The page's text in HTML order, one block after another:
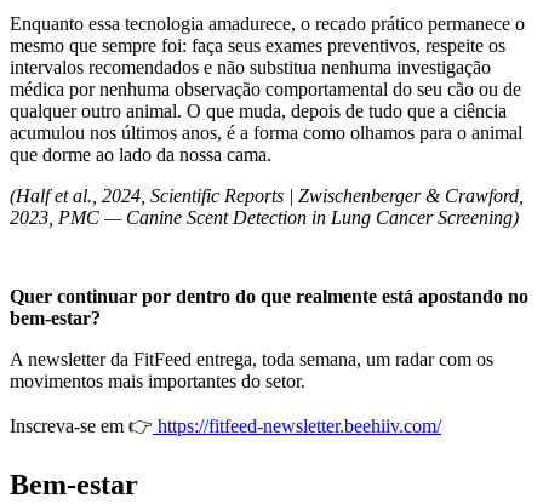
Enquanto essa tecnologia amadurece, o recado prático permanece o
mesmo que sempre foi: faça seus exames preventivos, respeite os
intervalos recomendados e não substitua nenhuma investigação
médica por nenhuma observação comportamental do seu cão ou de
qualquer outro animal. O que muda, depois de tudo que a ciência
acumulou nos últimos anos, é a forma como olhamos para o animal
que dorme ao lado da nossa cama.
(Half et al., 2024, Scientific Reports | Zwischenberger & Crawford,
2023, PMC — Canine Scent Detection in Lung Cancer Screening)
Quer continuar por dentro do que realmente está apostando no
bem-estar?
A newsletter da FitFeed entrega, toda semana, um radar com os
movimentos mais importantes do setor.
Inscreva-se em 👉 https://fitfeed-newsletter.beehiiv.com/
Bem-estar